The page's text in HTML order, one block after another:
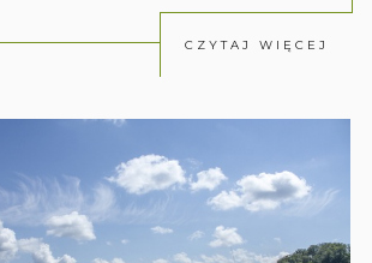
CZYTAJ WIĘCEJ